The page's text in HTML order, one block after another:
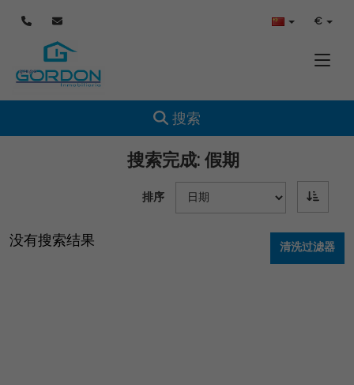
€
Toggle navigation
搜索
搜索完成:假期
排序
没有搜索结果 清洗过滤器